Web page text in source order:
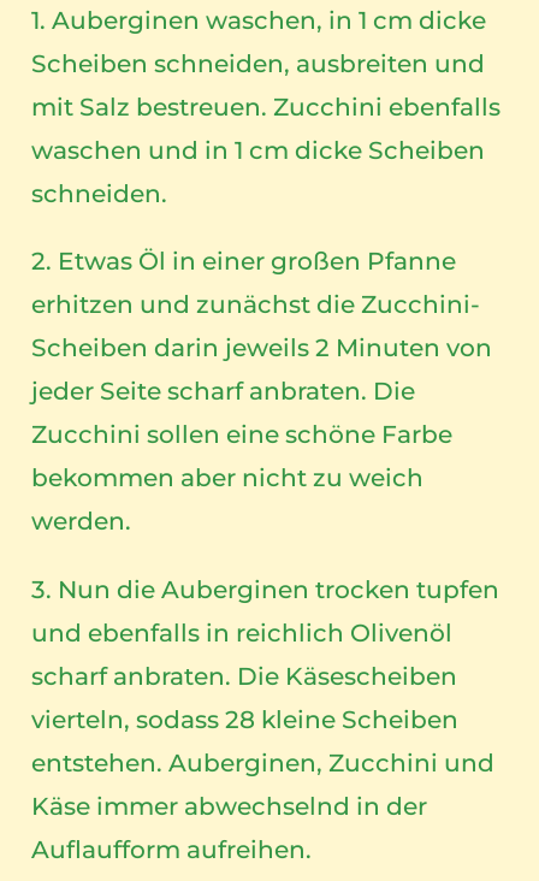
1. Auberginen waschen, in 1 cm dicke
Scheiben schneiden, ausbreiten und
mit Salz bestreuen. Zucchini ebenfalls
waschen und in 1 cm dicke Scheiben
schneiden.
2. Etwas Öl in einer großen Pfanne
erhitzen und zunächst die Zucchini-
Scheiben darin jeweils 2 Minuten von
jeder Seite scharf anbraten. Die
Zucchini sollen eine schöne Farbe
bekommen aber nicht zu weich
werden.
3. Nun die Auberginen trocken tupfen
und ebenfalls in reichlich Olivenöl
scharf anbraten. Die Käsescheiben
vierteln, sodass 28 kleine Scheiben
entstehen. Auberginen, Zucchini und
Käse immer abwechselnd in der
Auflaufform aufreihen.